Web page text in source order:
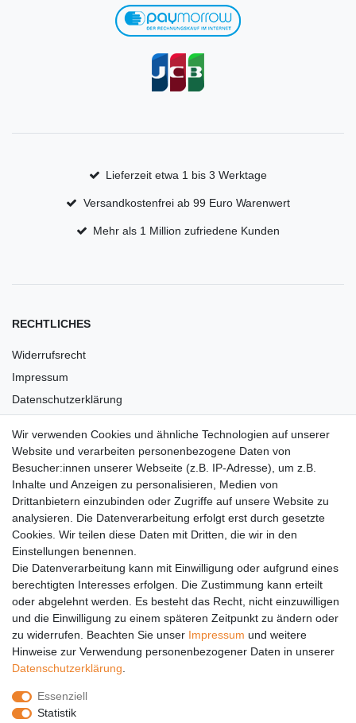
Lieferzeit etwa 1 bis 3 Werktage
Versandkostenfrei ab 99 Euro Warenwert
Mehr als 1 Million zufriedene Kunden
RECHTLICHES
Widerrufsrecht
Impressum
Datenschutzerklärung
Versandkosten
Barrierefreiheit
Anleitungen
Vertrag widerrufen
PARTNER
DHL
GLS
PaketPLUS
SPONSORING
Malchower SV 90
Wir verwenden Cookies und ähnliche Technologien auf unserer
Website und verarbeiten personenbezogene Daten von
Besucher:innen unserer Webseite (z.B. IP-Adresse), um z.B.
Inhalte und Anzeigen zu personalisieren, Medien von
Drittanbietern einzubinden oder Zugriffe auf unsere Website zu
analysieren. Die Datenverarbeitung erfolgt erst durch gesetzte
Cookies. Wir teilen diese Daten mit Dritten, die wir in den
Einstellungen benennen.
Die Datenverarbeitung kann mit Einwilligung oder aufgrund eines
berechtigten Interesses erfolgen. Die Zustimmung kann erteilt
oder abgelehnt werden. Es besteht das Recht, nicht einzuwilligen
und die Einwilligung zu einem späteren Zeitpunkt zu ändern oder
zu widerrufen. Beachten Sie unser Impressum und weitere
Hinweise zur Verwendung personenbezogener Daten in unserer
Daten­schutz­erklärung
Essenziell
Statistik